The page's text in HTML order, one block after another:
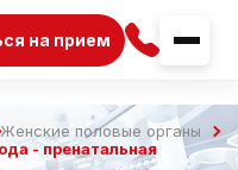
на прием
Женские половые органы
- пренатальная